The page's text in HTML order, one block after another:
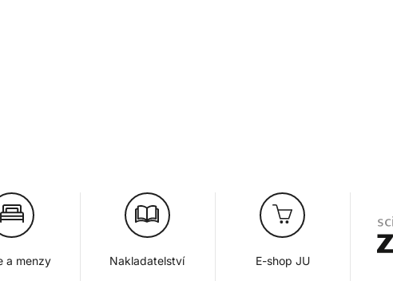
a menzy Nakladatelství E-shop JU